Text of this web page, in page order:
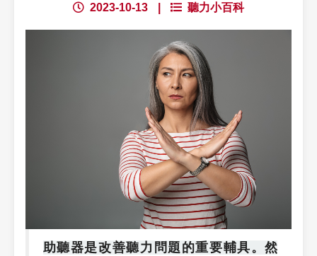
2023-10-13 聽力小百科
助聽器是改善聽力問題的重要輔具。然